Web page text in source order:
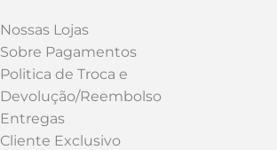
Nossas Lojas
Sobre Pagamentos
Politica de Troca e
Devolução/Reembolso
Entregas
Cliente Exclusivo